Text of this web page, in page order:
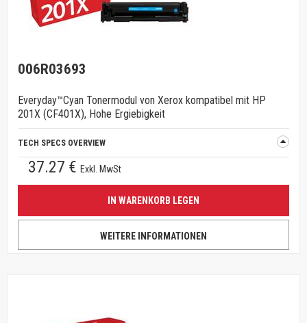
006R03693
Everyday™Cyan Tonermodul von Xerox kompatibel mit HP
201X (CF401X), Hohe Ergiebigkeit
TECH SPECS OVERVIEW
37.27 € Exkl. MwSt
IN WARENKORB LEGEN
WEITERE INFORMATIONEN